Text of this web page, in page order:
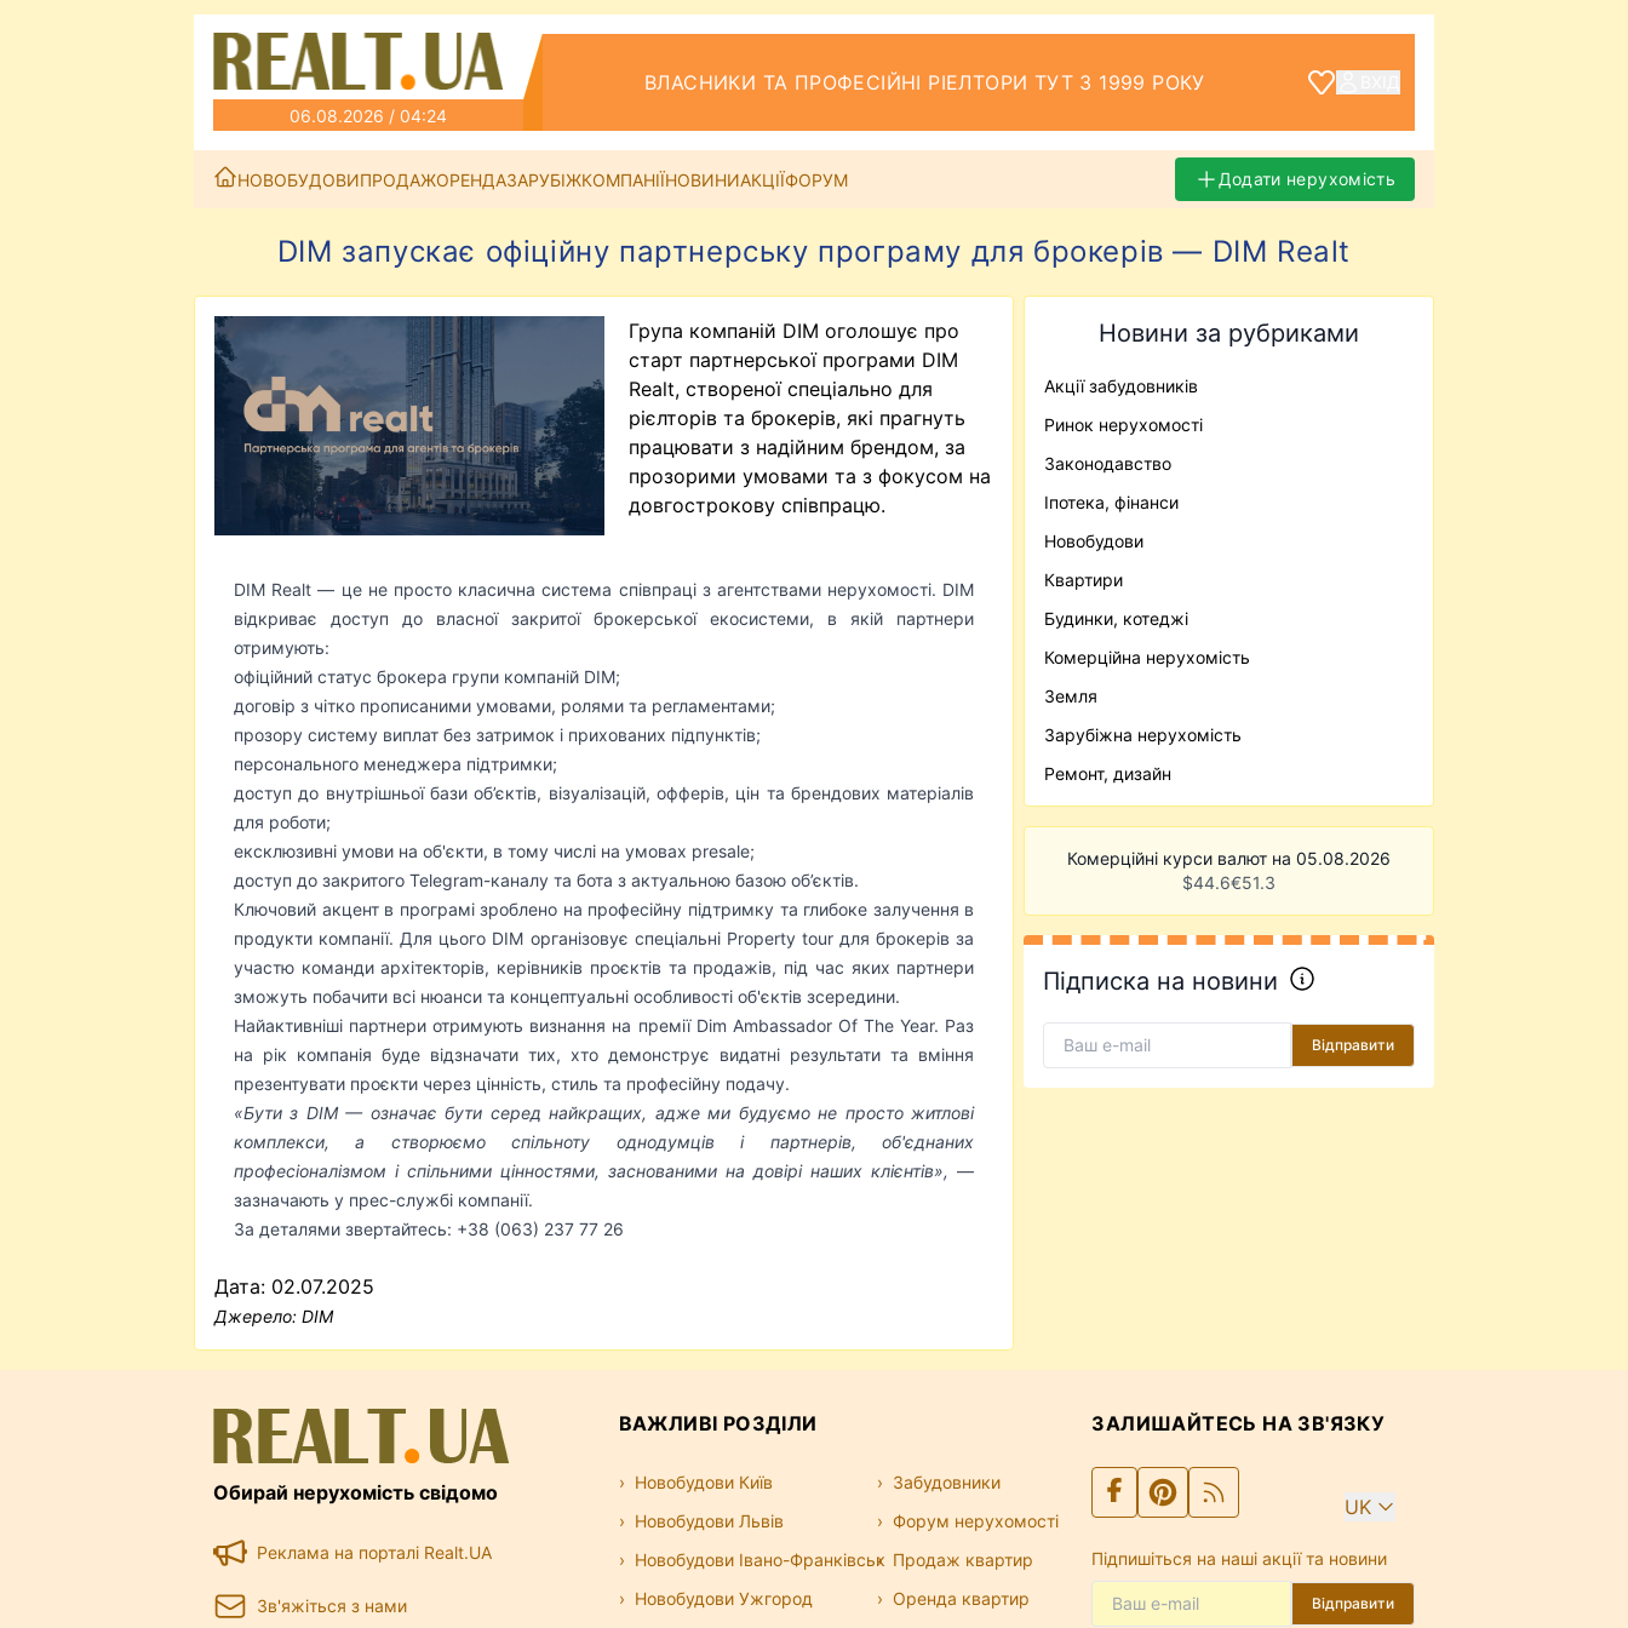
06.08.2026 / 04:24
ВЛАСНИКИ ТА ПРОФЕСІЙНІ РІЕЛТОРИ ТУТ З 1999 РОКУ
НОВОБУДОВИПРОДАЖОРЕНДАЗАРУБІЖКОМПАНІЇНОВИНИАКЦІЇФОРУМ Додати нерухомість
DIM запускає офіційну партнерську програму для брокерів — DIM Realt
Група компаній DIM оголошує про
старт партнерської програми DIM
Realt, створеної спеціально для
рієлторів та брокерів, які прагнуть
працювати з надійним брендом, за
прозорими умовами та з фокусом на
довгострокову співпрацю.
DIM Realt — це не просто класична система співпраці з агентствами нерухомості. DIM
відкриває доступ до власної закритої брокерської екосистеми, в якій партнери
отримують:
офіційний статус брокера групи компаній DIM;
договір з чітко прописаними умовами, ролями та регламентами;
прозору систему виплат без затримок і прихованих підпунктів;
персонального менеджера підтримки;
доступ до внутрішньої бази об’єктів, візуалізацій, офферів, цін та брендових матеріалів
для роботи;
ексклюзивні умови на об'єкти, в тому числі на умовах presale;
доступ до закритого Telegram-каналу та бота з актуальною базою об’єктів.
Ключовий акцент в програмі зроблено на професійну підтримку та глибоке залучення в
продукти компанії. Для цього DIM організовує спеціальні Property tour для брокерів за
участю команди архітекторів, керівників проєктів та продажів, під час яких партнери
зможуть побачити всі нюанси та концептуальні особливості об'єктів зсередини.
Найактивніші партнери отримують визнання на премії Dim Ambassador Of The Year. Раз
на рік компанія буде відзначати тих, хто демонструє видатні результати та вміння
презентувати проєкти через цінність, стиль та професійну подачу.
«Бути з DIM — означає бути серед найкращих, адже ми будуємо не просто житлові
комплекси, а створюємо спільноту однодумців і партнерів, об'єднаних
професіоналізмом і спільними цінностями, заснованими на довірі наших клієнтів», —
зазначають у прес-службі компанії.
За деталями звертайтесь: +38 (063) 237 77 26
Дата: 02.07.2025
Джерело: DIM
Новини за рубриками
Акції забудовників
Ринок нерухомості
Законодавство
Іпотека, фінанси
Новобудови
Квартири
Будинки, котеджі
Комерційна нерухомість
Земля
Зарубіжна нерухомість
Ремонт, дизайн
Комерційні курси валют на 05.08.2026
$44.6€51.3
Підписка на новини
Відправити
Обирай нерухомість свідомо
Реклама на порталі Realt.UA
Зв'яжіться з нами
ВАЖЛИВІ РОЗДІЛИ
Новобудови Київ
Новобудови Львів
Новобудови Івано-Франківськ
Новобудови Ужгород
Забудовники
Форум нерухомості
Продаж квартир
Оренда квартир
ЗАЛИШАЙТЕСЬ НА ЗВ'ЯЗКУ
UK
Підпишіться на наші акції та новини
Відправити